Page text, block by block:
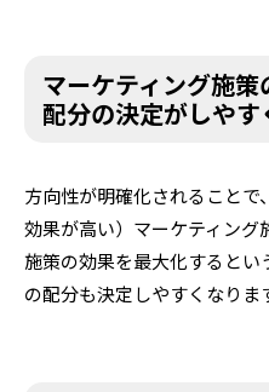
マーケティング施
配分の決定がしやす
方向性が明確化されること
効果が高い）マーケティング
施策の効果を最大化するとい
の配分も決定しやすくなりま